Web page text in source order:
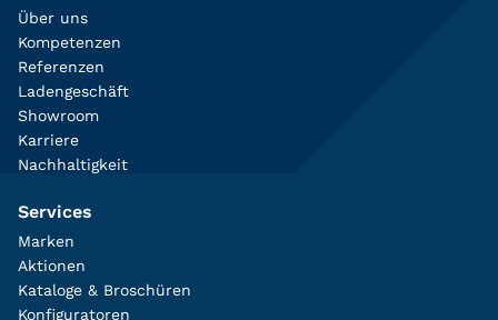
Über uns
Kompetenzen
Referenzen
Ladengeschäft
Showroom
Karriere
Nachhaltigkeit
Services
Marken
Aktionen
Kataloge & Broschüren
Konfiguratoren